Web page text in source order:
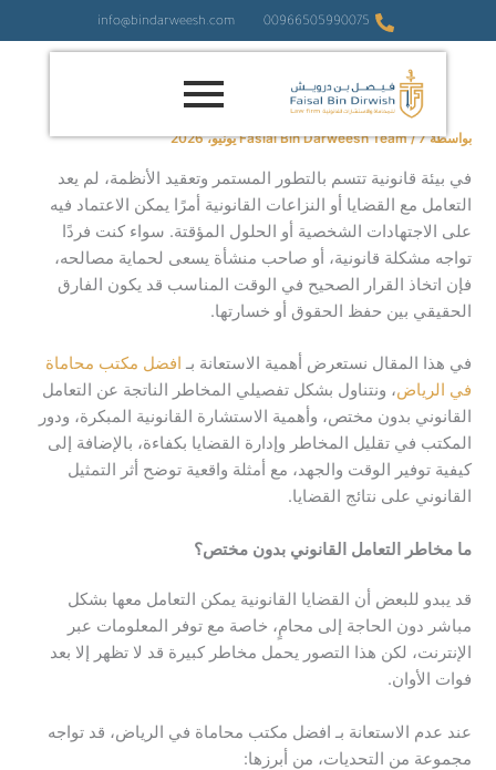
إلى
00966505990075
info@bindarweesh.com
بواسطة Fasial Bin Darweesh Team/7 يونيو، 2026
في بيئة قانونية تتسم بالتطور المستمر وتعقيد الأنظمة، لم يعد
التعامل مع القضايا أو النزاعات القانونية أمرًا يمكن الاعتماد فيه
على الاجتهادات الشخصية أو الحلول المؤقتة. سواء كنت فردًا
تواجه مشكلة قانونية، أو صاحب منشأة يسعى لحماية مصالحه،
فإن اتخاذ القرار الصحيح في الوقت المناسب قد يكون الفارق
الحقيقي بين حفظ الحقوق أو خسارتها.
في هذا المقال نستعرض أهمية الاستعانة بـ افضل مكتب محاماة
في الرياض، ونتناول بشكل تفصيلي المخاطر الناتجة عن التعامل
القانوني بدون مختص، وأهمية الاستشارة القانونية المبكرة، ودور
المكتب في تقليل المخاطر وإدارة القضايا بكفاءة، بالإضافة إلى
كيفية توفير الوقت والجهد، مع أمثلة واقعية توضح أثر التمثيل
القانوني على نتائج القضايا.
ما مخاطر التعامل القانوني بدون مختص؟
قد يبدو للبعض أن القضايا القانونية يمكن التعامل معها بشكل
مباشر دون الحاجة إلى محامٍ، خاصة مع توفر المعلومات عبر
الإنترنت، لكن هذا التصور يحمل مخاطر كبيرة قد لا تظهر إلا بعد
فوات الأوان.
عند عدم الاستعانة بـ افضل مكتب محاماة في الرياض، قد تواجه
مجموعة من التحديات، من أبرزها: